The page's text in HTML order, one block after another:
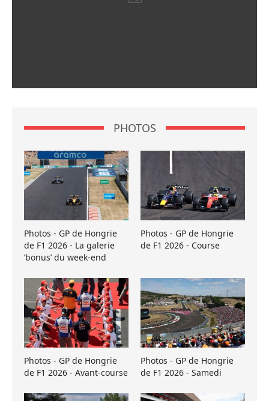
PHOTOS
Photos - GP de Hongrie
de F1 2026 - La galerie
’bonus’ du week-end
Photos - GP de Hongrie
de F1 2026 - Course
Photos - GP de Hongrie
de F1 2026 - Avant-course
Photos - GP de Hongrie
de F1 2026 - Samedi